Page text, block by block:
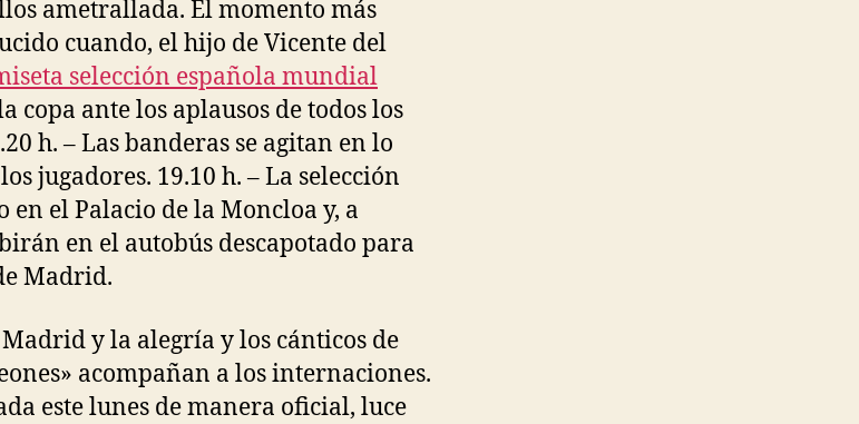
ametrallada. El momento más
cuando, el hijo de Vicente del
selección española mundial
copa ante los aplausos de todos los
h. – Las banderas se agitan en lo
jugadores. 19.10 h. – La selección
en el Palacio de la Moncloa y, a
en el autobús descapotado para
Madrid.
y la alegría y los cánticos de
acompañan a los internaciones.
este lunes de manera oficial, luce